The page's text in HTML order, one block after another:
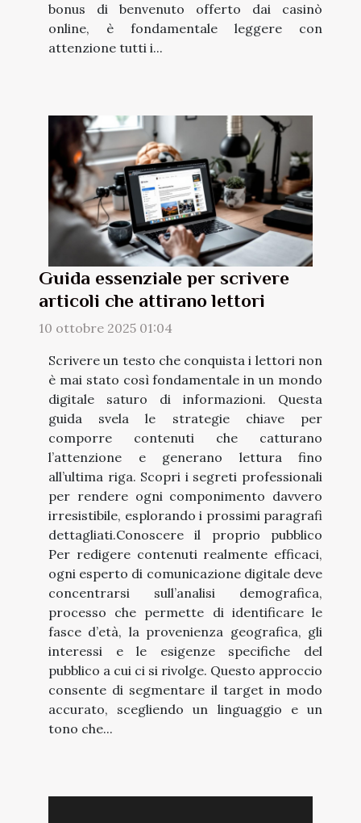
bonus di benvenuto offerto dai casinò
online, è fondamentale leggere con
attenzione tutti i...
Guida essenziale per scrivere
articoli che attirano lettori
10 ottobre 2025 01:04
Scrivere un testo che conquista i lettori non
è mai stato così fondamentale in un mondo
digitale saturo di informazioni. Questa
guida svela le strategie chiave per
comporre contenuti che catturano
l’attenzione e generano lettura fino
all’ultima riga. Scopri i segreti professionali
per rendere ogni componimento davvero
irresistibile, esplorando i prossimi paragrafi
dettagliati.Conoscere il proprio pubblico
Per redigere contenuti realmente efficaci,
ogni esperto di comunicazione digitale deve
concentrarsi sull’analisi demografica,
processo che permette di identificare le
fasce d’età, la provenienza geografica, gli
interessi e le esigenze specifiche del
pubblico a cui ci si rivolge. Questo approccio
consente di segmentare il target in modo
accurato, scegliendo un linguaggio e un
tono che...